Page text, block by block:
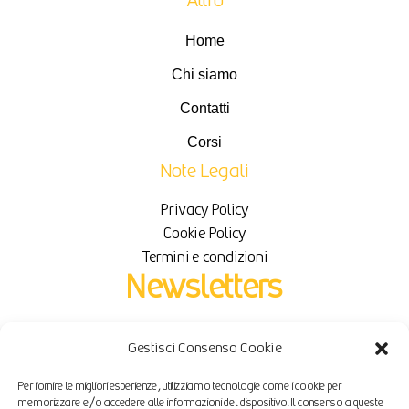
Gestisci Consenso Cookie
Per fornire le migliori esperienze, utilizziamo tecnologie come i cookie per
memorizzare e/o accedere alle informazioni del dispositivo. Il consenso a queste
Home
Chi siamo
Contatti
Corsi
Note Legali
Privacy Policy
Cookie Policy
Termini e condizioni
Newsletters